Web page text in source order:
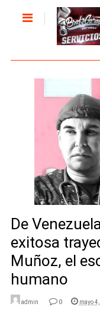
De
exitosa
Muñoz, el
humano
admin 0 mayo